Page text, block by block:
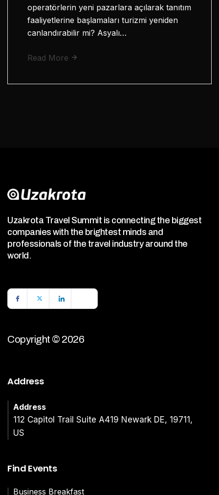
operatörlerin yeni pazarlara açılarak tanıtım
faaliyetlerine başlamaları turizmi yeniden
canlandırabilir mi? Asyalı…
Read More
Uzakrota Travel Summit is connecting the biggest
companies with the brightest minds and
professionals of the travel industry around the
world.
Copyright © 2026
Address
Address
112 Capitol Trail Suite A419 Newark DE, 19711,
US
Find Events
Business Breakfast